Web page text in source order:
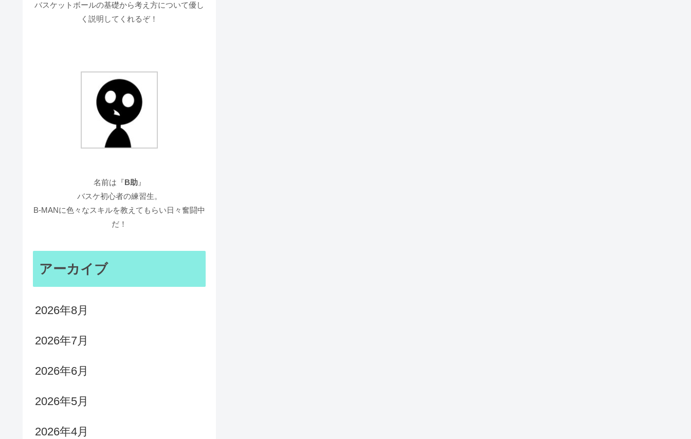
バスケットボールの基礎から考え方について優し
く説明してくれるぞ！
名前は『B助』
バスケ初心者の練習生。
B-MANに色々なスキルを教えてもらい日々奮闘中
だ！
アーカイブ
2026年8月
2026年7月
2026年6月
2026年5月
2026年4月